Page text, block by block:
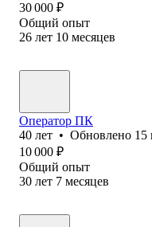
30 000 ₽
Общий опыт
26 лет 10 месяцев
Оператор ПК
40 лет • Обновлено 15
10 000 ₽
Общий опыт
30 лет 7 месяцев